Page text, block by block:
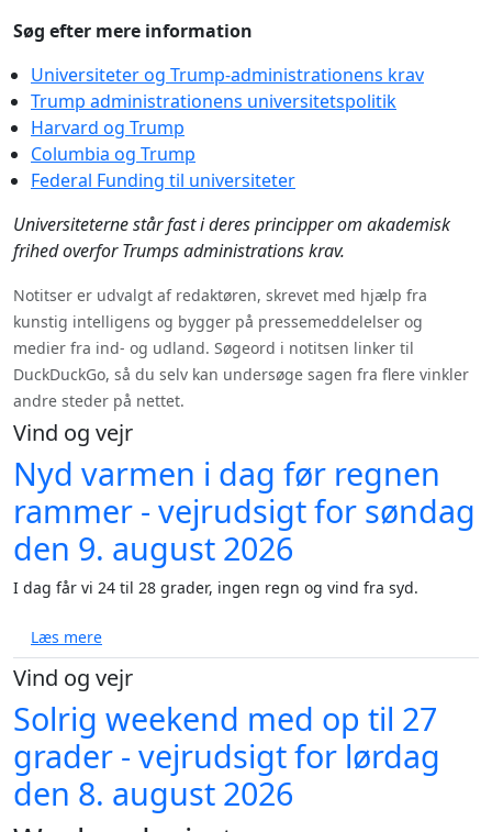
Søg efter mere information
Universiteter og Trump-administrationens krav
Trump administrationens universitetspolitik
Harvard og Trump
Columbia og Trump
Federal Funding til universiteter
Universiteterne står fast i deres principper om akademisk
frihed overfor Trumps administrations krav.
Notitser er udvalgt af redaktøren, skrevet med hjælp fra
kunstig intelligens og bygger på pressemeddelelser og
medier fra ind- og udland. Søgeord i notitsen linker til
DuckDuckGo, så du selv kan undersøge sagen fra flere vinkler
andre steder på nettet.
Vind og vejr
Nyd varmen i dag før regnen
rammer - vejrudsigt for søndag
den 9. august 2026
I dag får vi 24 til 28 grader, ingen regn og vind fra syd.
Læs mereom Nyd varmen i dag før regnen rammer -
Vind og vejr
Solrig weekend med op til 27
grader - vejrudsigt for lørdag
den 8. august 2026